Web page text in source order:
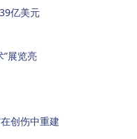
亿美元
展览亮
创伤中重建